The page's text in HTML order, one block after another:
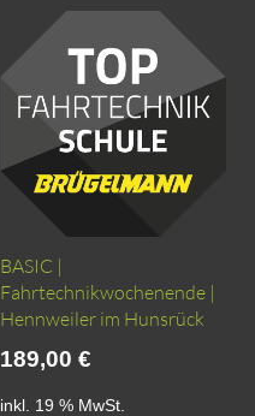
BASIC |
Fahrtechnikwochenende |
Hennweiler im Hunsrück
189,00 €
inkl. 19 % MwSt.